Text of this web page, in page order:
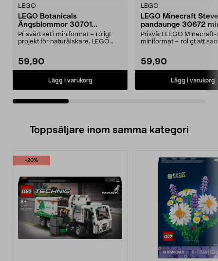
LEGO
LEGO Botanicals
Ängsblommor 30701
minipåse, från 9 år
Prisvärt set i miniformat – roligt
projekt för naturälskare. LEGO
59,90
Lägg i varukorg
LEGO
LEGO Minecraft
pandaunge 30672
från 6 år
Prisvärt LEGO Minecraft-
miniformat – roligt att
59,90
Lägg i varukorg
Toppsäljare inom samma kategori
-20%